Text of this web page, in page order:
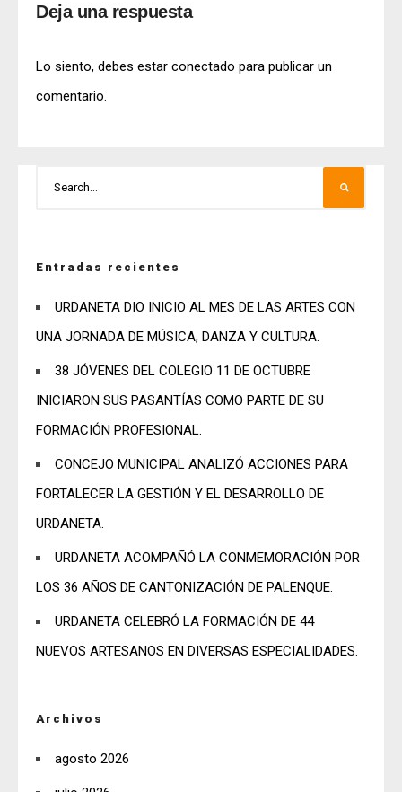
Deja una respuesta
Lo siento, debes estar conectado para publicar un
comentario.
Entradas recientes
URDANETA DIO INICIO AL MES DE LAS ARTES CON
UNA JORNADA DE MÚSICA, DANZA Y CULTURA.
38 JÓVENES DEL COLEGIO 11 DE OCTUBRE
INICIARON SUS PASANTÍAS COMO PARTE DE SU
FORMACIÓN PROFESIONAL.
CONCEJO MUNICIPAL ANALIZÓ ACCIONES PARA
FORTALECER LA GESTIÓN Y EL DESARROLLO DE
URDANETA.
URDANETA ACOMPAÑÓ LA CONMEMORACIÓN POR
LOS 36 AÑOS DE CANTONIZACIÓN DE PALENQUE.
URDANETA CELEBRÓ LA FORMACIÓN DE 44
NUEVOS ARTESANOS EN DIVERSAS ESPECIALIDADES.
Archivos
agosto 2026